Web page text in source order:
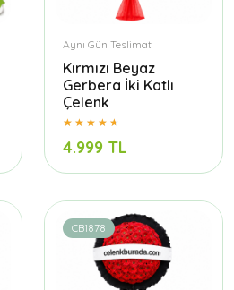
Aynı Gün Teslimat
Kırmızı Beyaz
Gerbera İki Katlı
Çelenk
4.999 TL
CB1878